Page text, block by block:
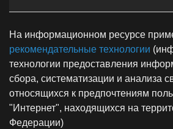
На информационном ресурсе
рекомендательные технологии
технологии предоставления
сбора, систематизации и анализа
относящихся к предпочтениям
"Интернет", находящихся на
Федерации)